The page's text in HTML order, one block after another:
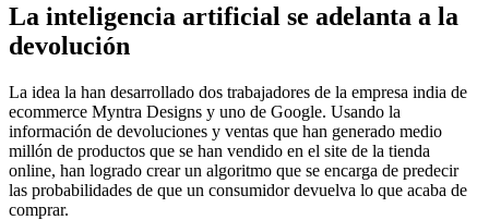
La inteligencia artificial se adelanta a la
devolución
La idea la han desarrollado dos trabajadores de la empresa india de
ecommerce Myntra Designs y uno de Google. Usando la
información de devoluciones y ventas que han generado medio
millón de productos que se han vendido en el site de la tienda
online, han logrado crear un algoritmo que se encarga de predecir
las probabilidades de que un consumidor devuelva lo que acaba de
comprar.